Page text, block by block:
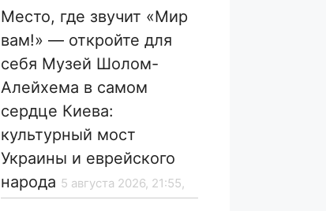
Место, где звучит «Мир
вам!» — откройте для
себя Музей Шолом-
Алейхема в самом
сердце Киева:
культурный мост
Украины и еврейского
народа 5 августа 2026, 21:55,